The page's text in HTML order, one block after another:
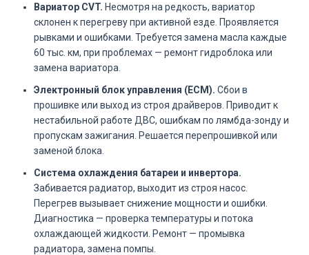
Вариатор CVT. Несмотря на редкость, вариатор
склонен к перегреву при активной езде. Проявляется
рывками и ошибками. Требуется замена масла каждые
60 тыс. км, при проблемах — ремонт гидроблока или
замена вариатора.
Электронный блок управления (ECM). Сбои в
прошивке или выход из строя драйверов. Приводит к
нестабильной работе ДВС, ошибкам по лямбда-зонду и
пропускам зажигания. Решается перепрошивкой или
заменой блока.
Система охлаждения батареи и инвертора.
Забивается радиатор, выходит из строя насос.
Перегрев вызывает снижение мощности и ошибки.
Диагностика — проверка температуры и потока
охлаждающей жидкости. Ремонт — промывка
радиатора, замена помпы.